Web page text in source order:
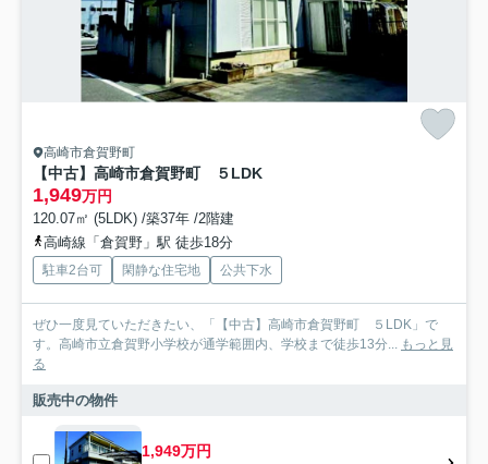
高崎市倉賀野町
【中古】高崎市倉賀野町 ５LDK
1,949万円
120.07㎡ (5LDK) /築37年 /2階建
高崎線「倉賀野」駅 徒歩18分
駐車2台可 閑静な住宅地 公共下水
ぜひ一度見ていただきたい、「【中古】高崎市倉賀野町 ５LDK」で
す。高崎市立倉賀野小学校が通学範囲内、学校まで徒歩13分... もっと見
る
販売中の物件
1,949万円